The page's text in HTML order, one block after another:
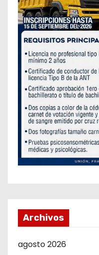
Archivos
agosto 2026